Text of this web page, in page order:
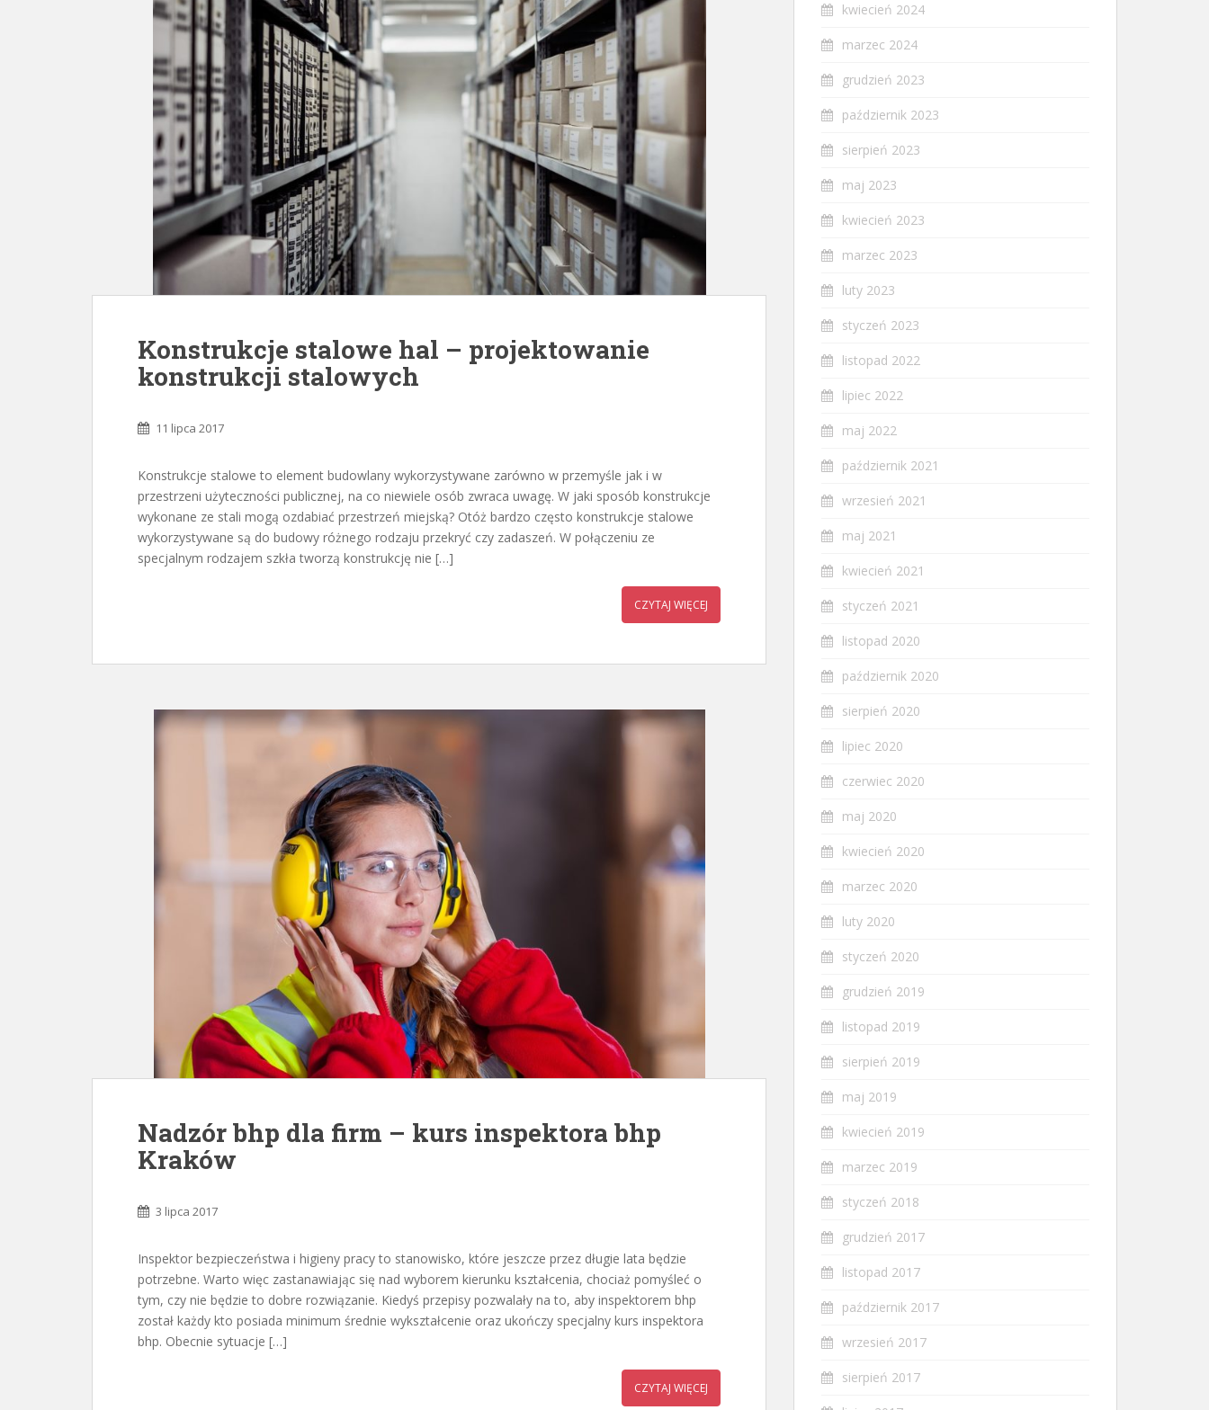
Konstrukcje stalowe hal – projektowanie
konstrukcji stalowych
11 lipca 2017
Konstrukcje stalowe to element budowlany wykorzystywane zarówno w przemyśle jak i w
przestrzeni użyteczności publicznej, na co niewiele osób zwraca uwagę. W jaki sposób konstrukcje
wykonane ze stali mogą ozdabiać przestrzeń miejską? Otóż bardzo często konstrukcje stalowe
wykorzystywane są do budowy różnego rodzaju przekryć czy zadaszeń. W połączeniu ze
specjalnym rodzajem szkła tworzą konstrukcję nie […]
CZYTAJ WIĘCEJ
Nadzór bhp dla firm – kurs inspektora bhp
Kraków
3 lipca 2017
Inspektor bezpieczeństwa i higieny pracy to stanowisko, które jeszcze przez długie lata będzie
potrzebne. Warto więc zastanawiając się nad wyborem kierunku kształcenia, chociaż pomyśleć o
tym, czy nie będzie to dobre rozwiązanie. Kiedyś przepisy pozwalały na to, aby inspektorem bhp
został każdy kto posiada minimum średnie wykształcenie oraz ukończy specjalny kurs inspektora
bhp. Obecnie sytuacje […]
CZYTAJ WIĘCEJ
kwiecień 2024
marzec 2024
grudzień 2023
październik 2023
sierpień 2023
maj 2023
kwiecień 2023
marzec 2023
luty 2023
styczeń 2023
listopad 2022
lipiec 2022
maj 2022
październik 2021
wrzesień 2021
maj 2021
kwiecień 2021
styczeń 2021
listopad 2020
październik 2020
sierpień 2020
lipiec 2020
czerwiec 2020
maj 2020
kwiecień 2020
marzec 2020
luty 2020
styczeń 2020
grudzień 2019
listopad 2019
sierpień 2019
maj 2019
kwiecień 2019
marzec 2019
styczeń 2018
grudzień 2017
listopad 2017
październik 2017
wrzesień 2017
sierpień 2017